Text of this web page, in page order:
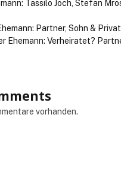
Tassilo Joch, Stefan
Partner, Sohn &
Ehemann: Verheiratet?
vorhanden.